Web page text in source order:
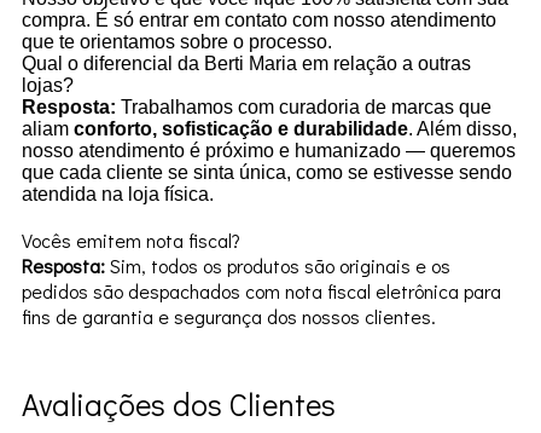
compra. É só entrar em contato com nosso atendimento
que te orientamos sobre o processo.
Qual o diferencial da Berti Maria em relação a outras
lojas?
Resposta: Trabalhamos com curadoria de marcas que
aliam conforto, sofisticação e durabilidade. Além disso,
nosso atendimento é próximo e humanizado — queremos
que cada cliente se sinta única, como se estivesse sendo
atendida na loja física.
Vocês emitem nota fiscal?
Resposta:Sim, todos os produtos são originais e os
pedidos são despachados com nota fiscal eletrônica para
fins de garantia e segurança dos nossos clientes.
Avaliações dos Clientes